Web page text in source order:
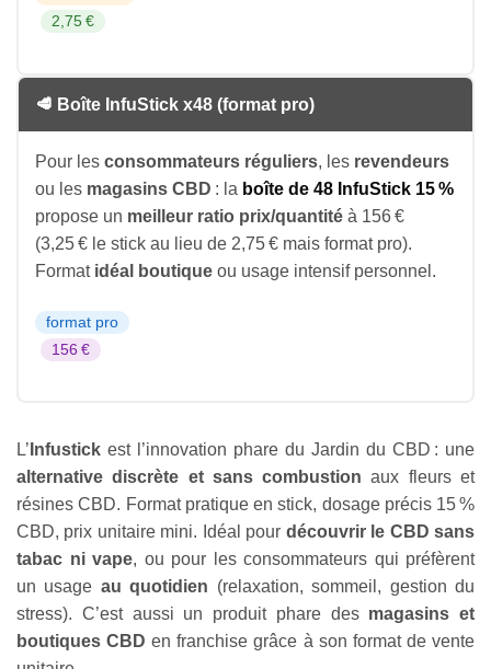
2,75 €
🥩 Boîte InfuStick x48 (format pro)
Pour les consommateurs réguliers, les revendeurs
ou les magasins CBD : la boîte de 48 InfuStick 15 %
propose un meilleur ratio prix/quantité à 156 €
(3,25 € le stick au lieu de 2,75 € mais format pro).
Format idéal boutique ou usage intensif personnel.
format pro
156 €
L’ Infustick est l’innovation phare du Jardin du CBD : une
alternative discrète et sans combustion aux fleurs et
résines CBD. Format pratique en stick, dosage précis 15 %
CBD, prix unitaire mini. Idéal pour découvrir le CBD sans
tabac ni vape, ou pour les consommateurs qui préfèrent
un usage au quotidien (relaxation, sommeil, gestion du
stress). C’est aussi un produit phare des magasins et
boutiques CBD en franchise grâce à son format de vente